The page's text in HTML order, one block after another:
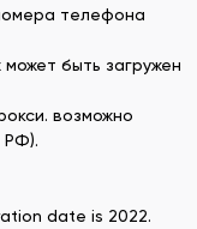
телефона
быть загружен
возможно
РФ).
date is 2022.